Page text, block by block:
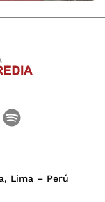
Spotify
Lima – Perú